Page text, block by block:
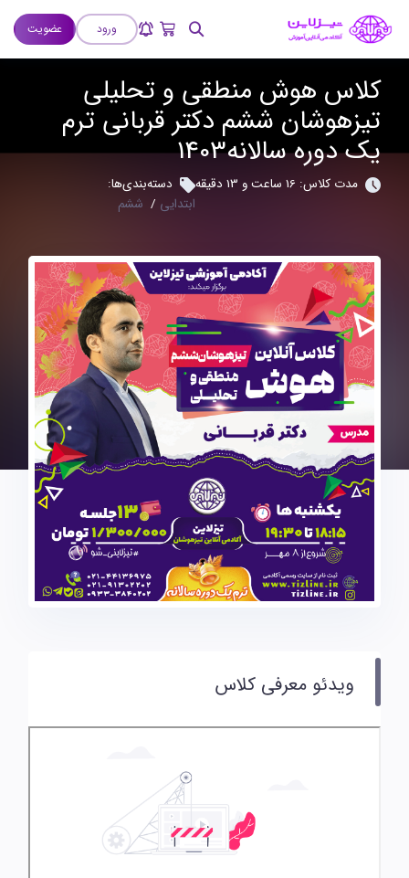
ورود عضویت
کلاس هوش منطقی و تحلیلی
تیزهوشان ششم دکتر قربانی ترم
یک دوره سالانه1403
مدت کلاس: 16 ساعت و 13 دقیقه
دسته‌بندی‌ها:
ابتدایی / ششم
ویدئو معرفی کلاس